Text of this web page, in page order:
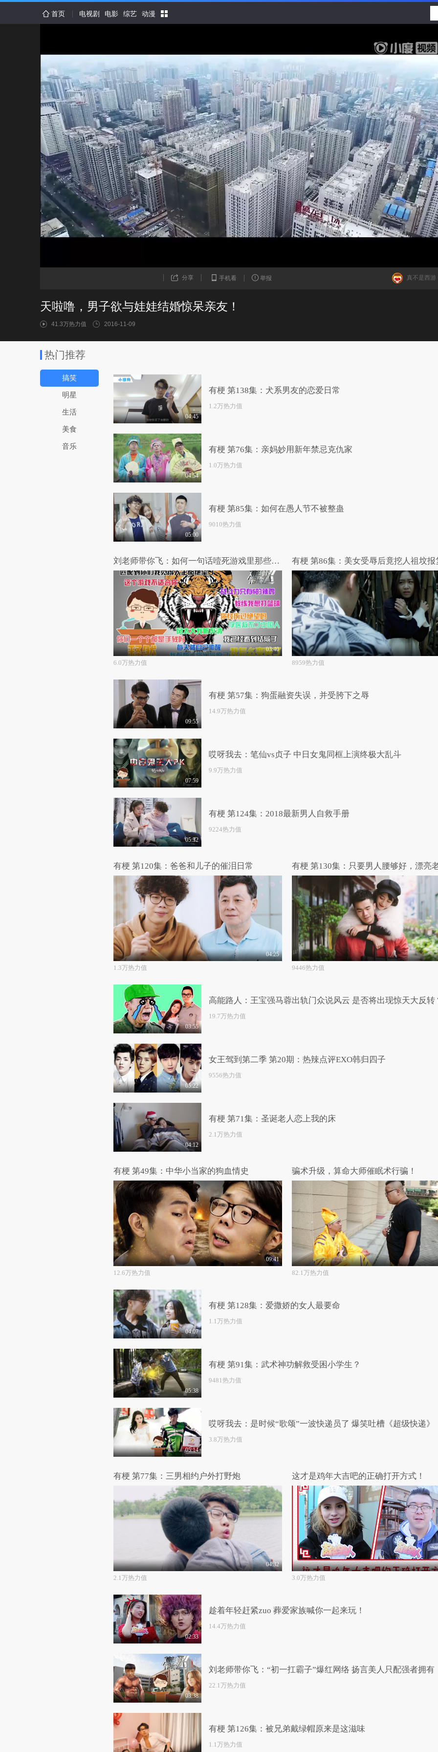
首页 电视剧 电影 综艺 动漫
分享 手机看 举报 真不是西游
天啦噜，男子欲与娃娃结婚惊呆亲友！
41.3万热力值 2016-11-09
热门推荐
搞笑
明星
生活
美食
音乐
04:45
有梗 第138集：犬系男友的恋爱日常
1.2万热力值
04:54
有梗 第76集：亲妈妙用新年禁忌克仇家
1.0万热力值
05:00
有梗 第85集：如何在愚人节不被整蛊
9010热力值
刘老师带你飞：如何一句话噎死游戏里那些叨逼叨的队友
03:40
6.0万热力值
有梗 第86集：美女受辱后竟挖人祖坟报
8959热力值
09:55
有梗 第57集：狗蛋融资失误，并受胯下之辱
14.9万热力值
07:59
哎呀我去：笔仙vs贞子 中日女鬼同框上演终极大乱斗
9.9万热力值
05:32
有梗 第124集：2018最新男人自救手册
9224热力值
有梗 第120集：爸爸和儿子的催泪日常
04:25
1.3万热力值 9446热力值
03:55
高能路人：王宝强马蓉出轨门众说风云 是否将出现惊天大反转
19.7万热力值
05:22
女王驾到第二季 第20期：热辣点评EXO韩归四子
9556热力值
04:12
有梗 第71集：圣诞老人恋上我的床
2.1万热力值
有梗 第49集：中华小当家的狗血情史
09:41
12.6万热力值
骗术升级，算命大师催眠术行骗！
82.1万热力值
04:07
有梗 第128集：爱撒娇的女人最要命
1.1万热力值
05:38
有梗 第91集：武术神功解救受困小学生？
9481热力值
05:14
哎呀我去：是时候“歌颂”一波快递员了 爆笑吐槽《超级快递》
3.8万热力值
有梗 第77集：三男相约户外打野炮
04:32
2.1万热力值
这才是鸡年大吉吧的正确打开方式！
3.0万热力值
02:33
趁着年轻赶紧zuo 葬爱家族喊你一起来玩！
14.4万热力值
03:38
刘老师带你飞：“初一扛霸子”爆红网络 扬言美人只配强者拥有
22.1万热力值
有梗 第126集：被兄弟戴绿帽原来是这滋味
1.1万热力值